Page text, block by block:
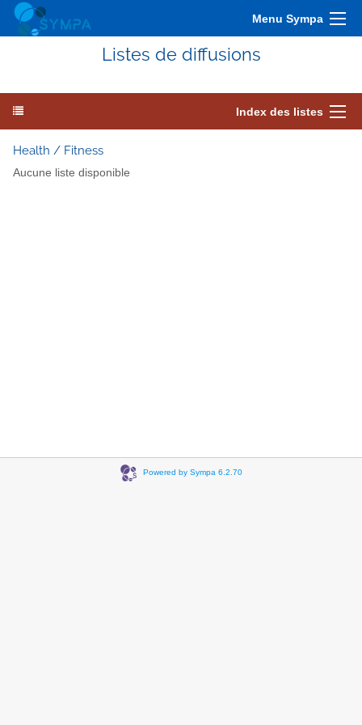
Menu Sympa
Listes de diffusions
Index des listes
Health / Fitness
Aucune liste disponible
Powered by Sympa 6.2.70